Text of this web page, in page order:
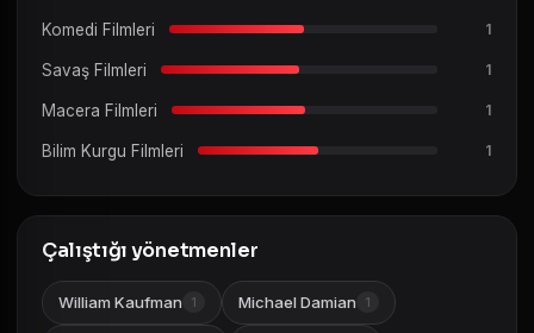
Komedi Filmleri 1
Savaş Filmleri 1
Macera Filmleri 1
Bilim Kurgu Filmleri 1
Çalıştığı yönetmenler
William Kaufman 1 Michael Damian 1